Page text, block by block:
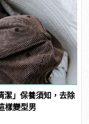
潔」保養須知，去除
樣變型男